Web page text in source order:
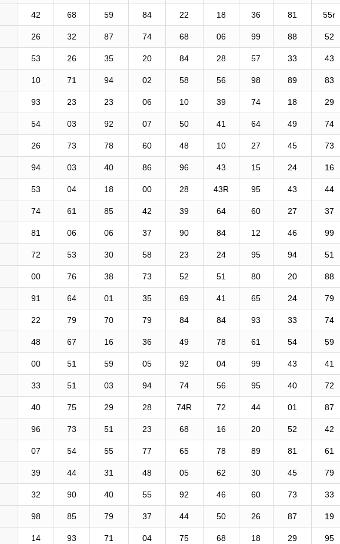
42 68 59 84 22 18 36 81 55r
26 32 87 74 68 06 99 88 52
53 26 35 20 84 28 57 33 43
10 71 94 02 58 56 98 89 83
93 23 23 06 10 39 74 18 29
54 03 92 07 50 41 64 49 74
26 73 78 60 48 10 27 45 73
94 03 40 86 96 43 15 24 16
53 04 18 00 28 43R 95 43 44
74 61 85 42 39 64 60 27 37
81 06 06 37 90 84 12 46 99
72 53 30 58 23 24 95 94 51
00 76 38 73 52 51 80 20 88
91 64 01 35 69 41 65 24 79
22 79 70 79 84 84 93 33 74
48 67 16 36 49 78 61 54 59
00 51 59 05 92 04 99 43 41
33 51 03 94 74 56 95 40 72
40 75 29 28 74R 72 44 01 87
96 73 51 23 68 16 20 52 42
07 54 55 77 65 78 89 81 61
39 44 31 48 05 62 30 45 79
32 90 40 55 92 46 60 73 33
98 85 79 37 44 50 26 87 19
14 93 71 04 75 68 18 29 95